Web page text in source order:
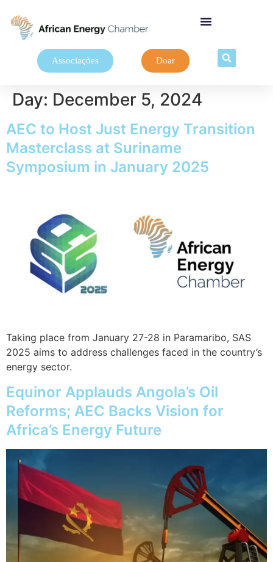
Associações Doar
Day: December 5, 2024
AEC to Host Just Energy Transition
Masterclass at Suriname
Symposium in January 2025
Taking place from January 27-28 in Paramaribo, SAS
2025 aims to address challenges faced in the country’s
energy sector.
Equinor Applauds Angola’s Oil
Reforms; AEC Backs Vision for
Africa’s Energy Future